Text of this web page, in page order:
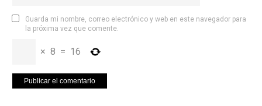
Guarda mi nombre, correo electrónico y web en este navegador para
la próxima vez que comente.
× 8 = 16